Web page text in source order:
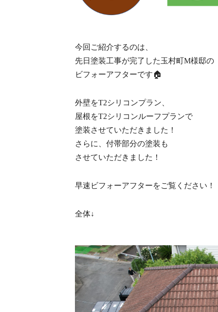
今回ご紹介するのは、
先日塗装工事が完了した玉村町M様邸の
ビフォーアフターです🏠
外壁をT2シリコンプラン、
屋根をT2シリコンルーフプランで
塗装させていただきました！
さらに、付帯部分の塗装も
させていただきました！
早速ビフォーアフターをご覧ください！
全体↓